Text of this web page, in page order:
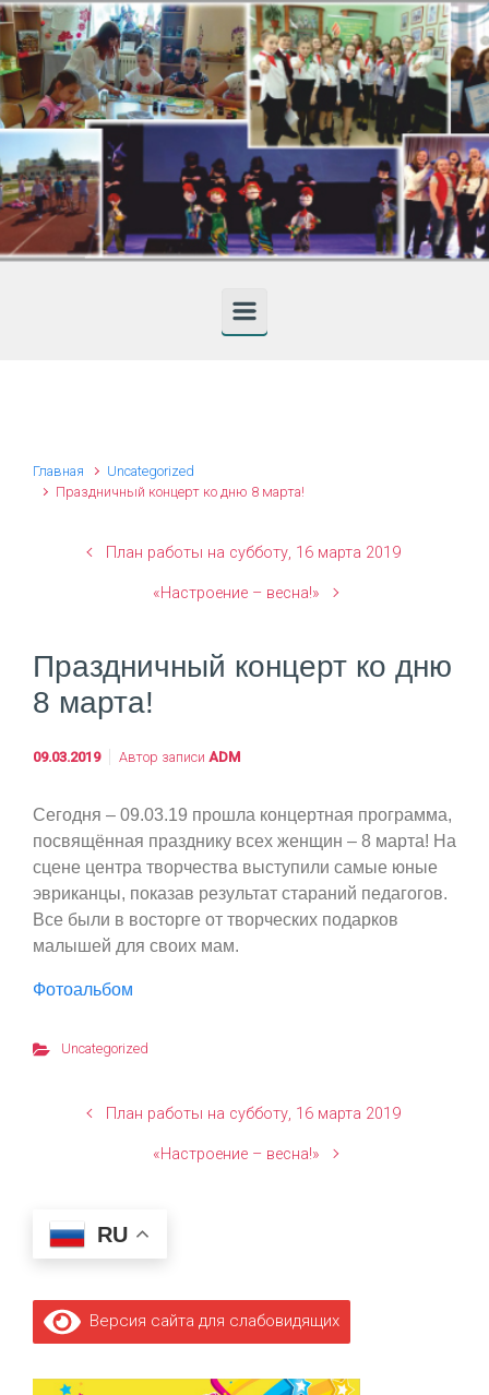
Skip to main content
Главная
Uncategorized
Праздничный концерт ко дню 8 марта!
План работы на субботу, 16 марта 2019
«Настроение – весна!»
Праздничный концерт ко дню
8 марта!
09.03.2019 Автор записи ADM
Сегодня – 09.03.19 прошла концертная программа,
посвящённая празднику всех женщин – 8 марта! На
сцене центра творчества выступили самые юные
эвриканцы, показав результат стараний педагогов.
Все были в восторге от творческих подарков
малышей для своих мам.
Фотоальбом
Uncategorized
План работы на субботу, 16 марта 2019
«Настроение – весна!»
RU
Версия сайта для слабовидящих